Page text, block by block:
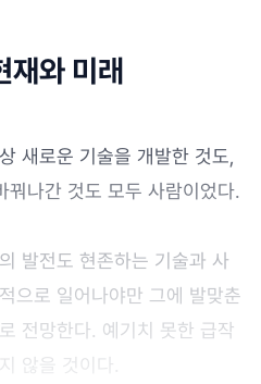
재와 미래
새로운 기술을 개발한 것도,
나간 것도 모두 사람이었다.
발전도 현존하는 기술과 사
으로 일어나야만 그에 발맞춘
전망한다. 예기치 못한 급작
않을 것이다.